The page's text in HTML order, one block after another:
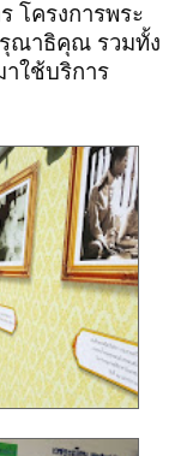
โครงการพระ
ณาธิคุณ รวมทั้ง
ใช้บริการ